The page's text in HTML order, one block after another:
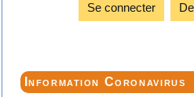
Se connecter
Information Coronavirus